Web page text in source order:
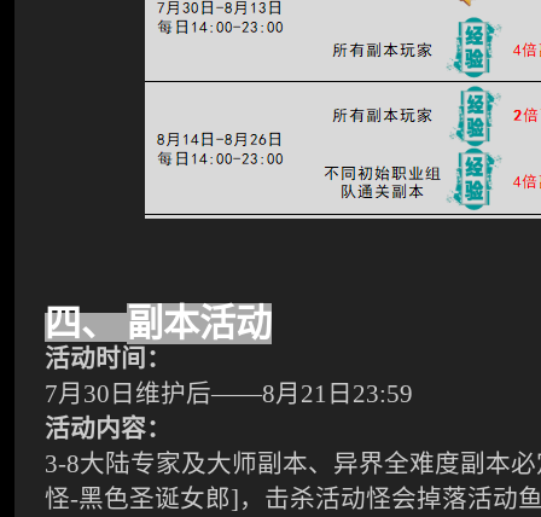
四、 副本活动
活动时间：
7月 30 日维护后——8月 21 日 23:59
活动内容：
3-8大陆专家及大师副本、异界全难度副本
怪-黑色圣诞女郎] ，击杀活动怪会掉落活动